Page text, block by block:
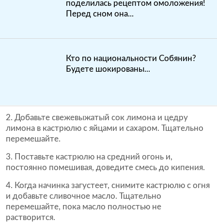
поделилась рецептом омоложения!
Перед сном она...
Кто по национальности Собянин?
Будете шокированы...
2. Добавьте свежевыжатый сок лимона и цедру
лимона в кастрюлю с яйцами и сахаром. Тщательно
перемешайте.
3. Поставьте кастрюлю на средний огонь и,
постоянно помешивая, доведите смесь до кипения.
4. Когда начинка загустеет, снимите кастрюлю с огня
и добавьте сливочное масло. Тщательно
перемешайте, пока масло полностью не
растворится.